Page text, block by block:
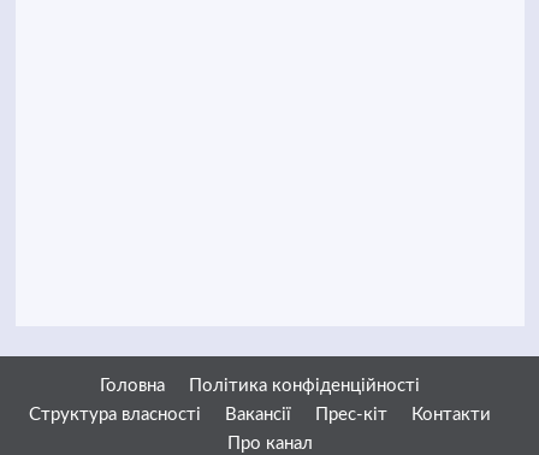
Головна
Політика конфіденційності
Структура власності
Вакансії Прес-кіт
Контакти
Про канал